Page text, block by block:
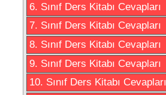
6. Sınıf Ders Kitabı Cevapları
7. Sınıf Ders Kitabı Cevapları
8. Sınıf Ders Kitabı Cevapları
9. Sınıf Ders Kitabı Cevapları
10. Sınıf Ders Kitabı Cevapları